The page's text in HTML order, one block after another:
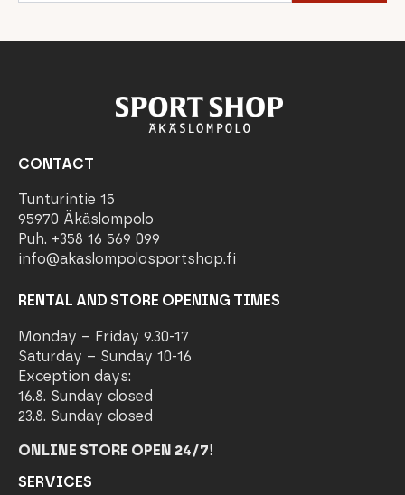
CONTACT
Tunturintie 15
95970 Äkäslompolo
Puh. +358 16 569 099
info@akaslompolosportshop.fi
RENTAL AND STORE OPENING TIMES
Monday – Friday 9.30-17
Saturday – Sunday 10-16
Exception days:
16.8. Sunday closed
23.8. Sunday closed
ONLINE STORE OPEN 24/7!
SERVICES